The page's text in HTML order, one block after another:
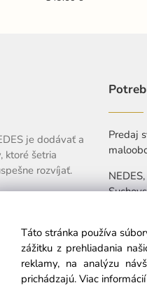
je dodávať a
ktoré šetria
rozvíjať.
Predaj
Pon-
Táto stránka používa
zážitku z prehliadania
reklamy, na analýzu
prichádzajú. Viac informácií